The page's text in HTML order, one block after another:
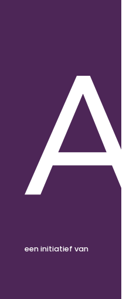
een initiatief van